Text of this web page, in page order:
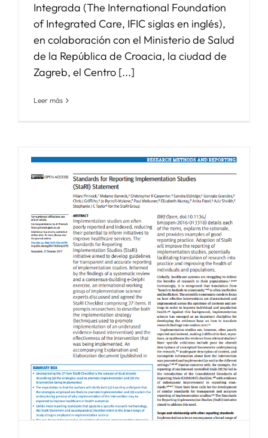
Integrada (The International Foundation
of Integrated Care, IFIC siglas en inglés),
en colaboración con el Ministerio de Salud
de la República de Croacia, la ciudad de
Zagreb, el Centro [...]
Leer más